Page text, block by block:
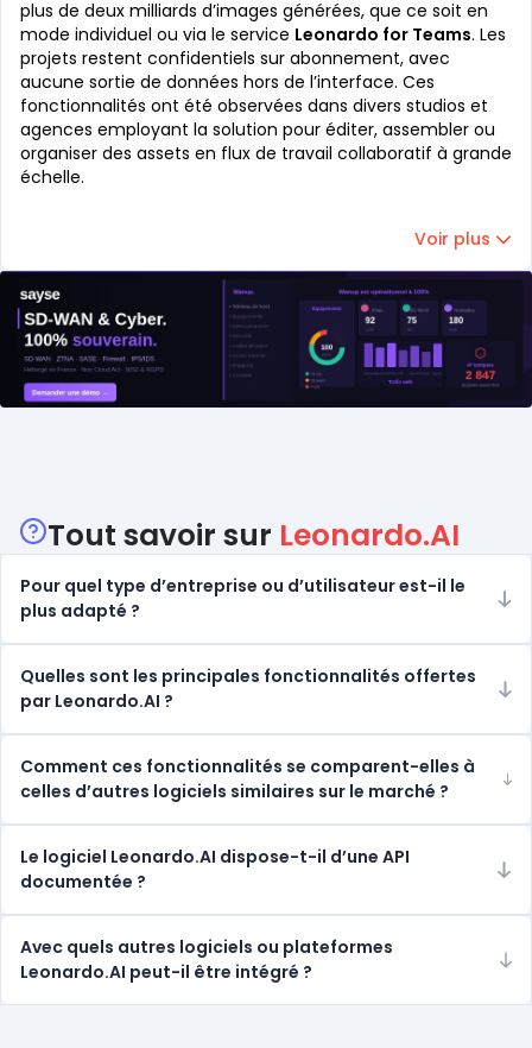
plus de deux milliards d’images générées, que ce soit en
mode individuel ou via le service Leonardo for Teams. Les
projets restent confidentiels sur abonnement, avec
aucune sortie de données hors de l’interface. Ces
fonctionnalités ont été observées dans divers studios et
agences employant la solution pour éditer, assembler ou
organiser des assets en flux de travail collaboratif à grande
échelle.
Voir plus
Catégories
Tout savoir sur Leonardo.AI
Pour quel type d’entreprise ou d’utilisateur est-il le
plus adapté ?
Quelles sont les principales fonctionnalités offertes
par Leonardo.AI ?
Comment ces fonctionnalités se comparent-elles à
celles d’autres logiciels similaires sur le marché ?
Le logiciel Leonardo.AI dispose-t-il d’une API
documentée ?
Avec quels autres logiciels ou plateformes
Leonardo.AI peut-il être intégré ?